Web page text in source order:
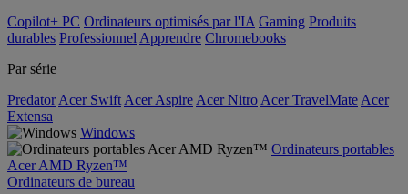
Copilot+ PC Ordinateurs optimisés par l'IA Gaming Produits
durables Professionnel Apprendre Chromebooks
Par série
Predator Acer Swift Acer Aspire Acer Nitro Acer TravelMate Acer
Extensa
Windows
Ordinateurs portables
Acer AMD Ryzen™
Ordinateurs de bureau